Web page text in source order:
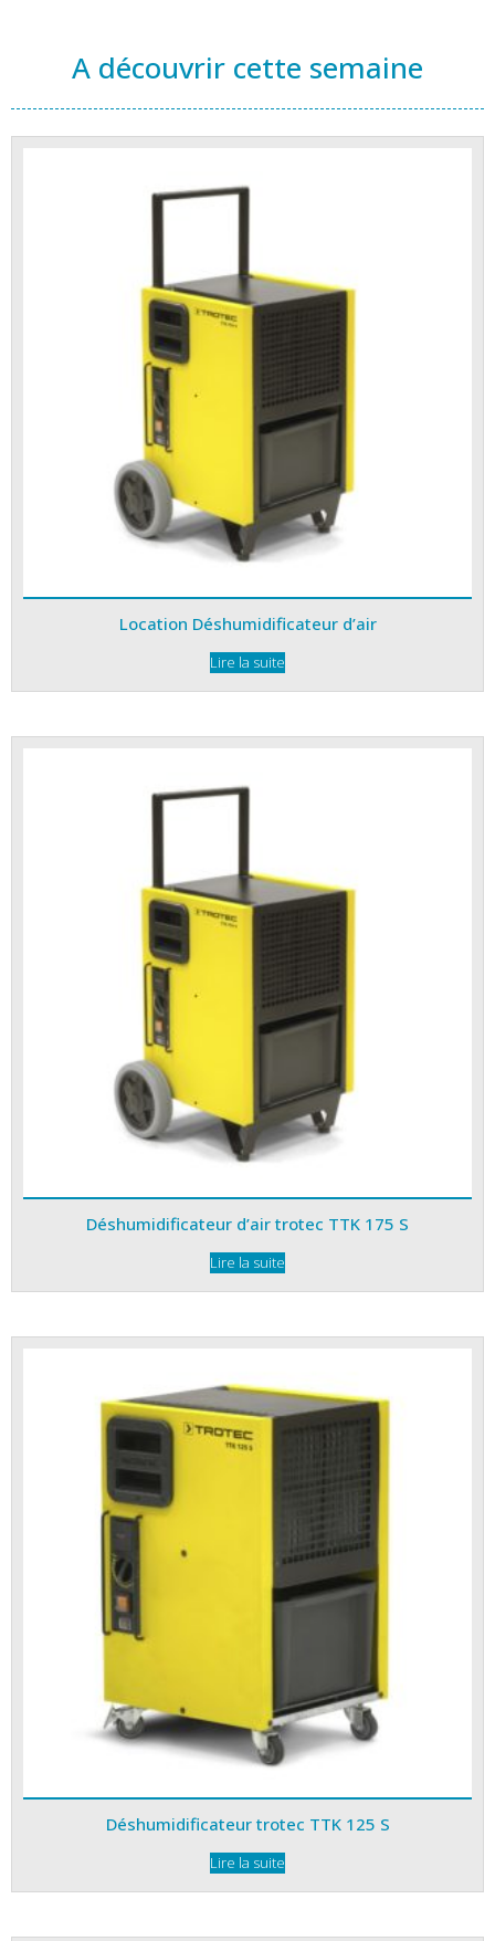
A découvrir cette semaine
Location Déshumidificateur d’air
Lire la suite
Déshumidificateur d’air trotec TTK 175 S
Lire la suite
Déshumidificateur trotec TTK 125 S
Lire la suite